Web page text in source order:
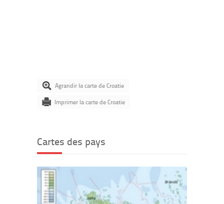
Agrandir la carte de Croatie
Imprimer la carte de Croatie
Cartes des pays